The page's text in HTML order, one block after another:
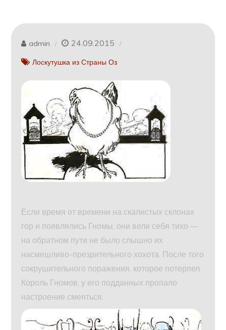
admin 24.09.2015
Лоскутушка из Страны Оз
Если время от времени на скалистых склонах
гор и появлялись Гномы, они вели себя тихо —
на обратном пути не было слышно их
насмешливо-презрительного хохота. После того
сокрушительного поражения, которое потерпел
Король Гномов, у его подданных пропало
настроение смеяться.